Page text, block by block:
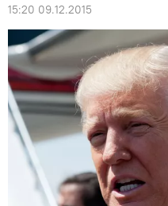
15:20 09.12.2015